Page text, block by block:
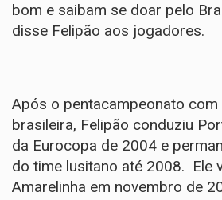
bom e saibam se doar pelo
disse Felipão aos jogadores.
Após o pentacampeonato com
brasileira, Felipão conduziu
da Eurocopa de 2004 e
do time lusitano até 2008. Ele
Amarelinha em novembro de